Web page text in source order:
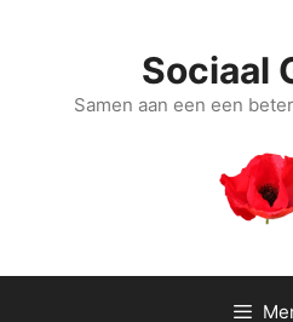
Sociaal
Samen aan een een